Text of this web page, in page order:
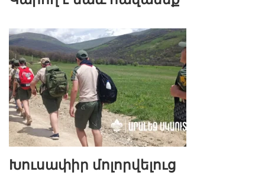
Խուսափիր մոլորվելուց